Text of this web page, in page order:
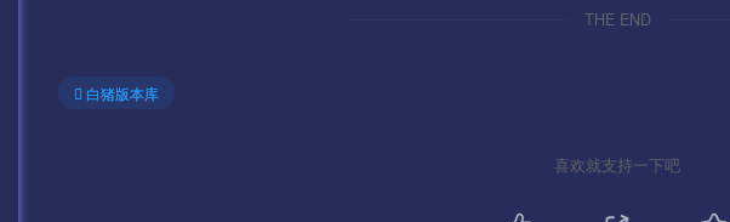
THE END
白猪版本库
喜欢就支持一下吧